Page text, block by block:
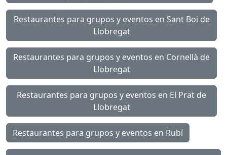
Restaurantes para grupos y eventos en Sant Boi de
Llobregat
Restaurantes para grupos y eventos en Cornellà de
Llobregat
Restaurantes para grupos y eventos en El Prat de
Llobregat
Restaurantes para grupos y eventos en Rubí